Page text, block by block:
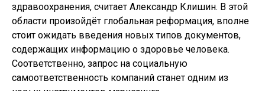
здравоохранения, считает Александр Клишин. В этой
области произойдёт глобальная реформация, вполне
стоит ожидать введения новых типов документов,
содержащих информацию о здоровье человека.
Соответственно, запрос на социальную
самоответственность компаний станет одним из